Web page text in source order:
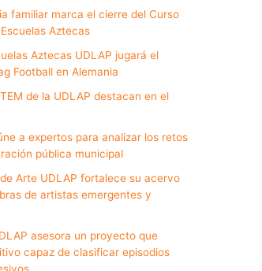
familiar marca el cierre del Curso
Aztecas
Aztecas UDLAP jugará el
Football en Alemania
de la UDLAP destacan en el
a expertos para analizar los retos
pública municipal
Arte UDLAP fortalece su acervo
de artistas emergentes y
asesora un proyecto que
capaz de clasificar episodios